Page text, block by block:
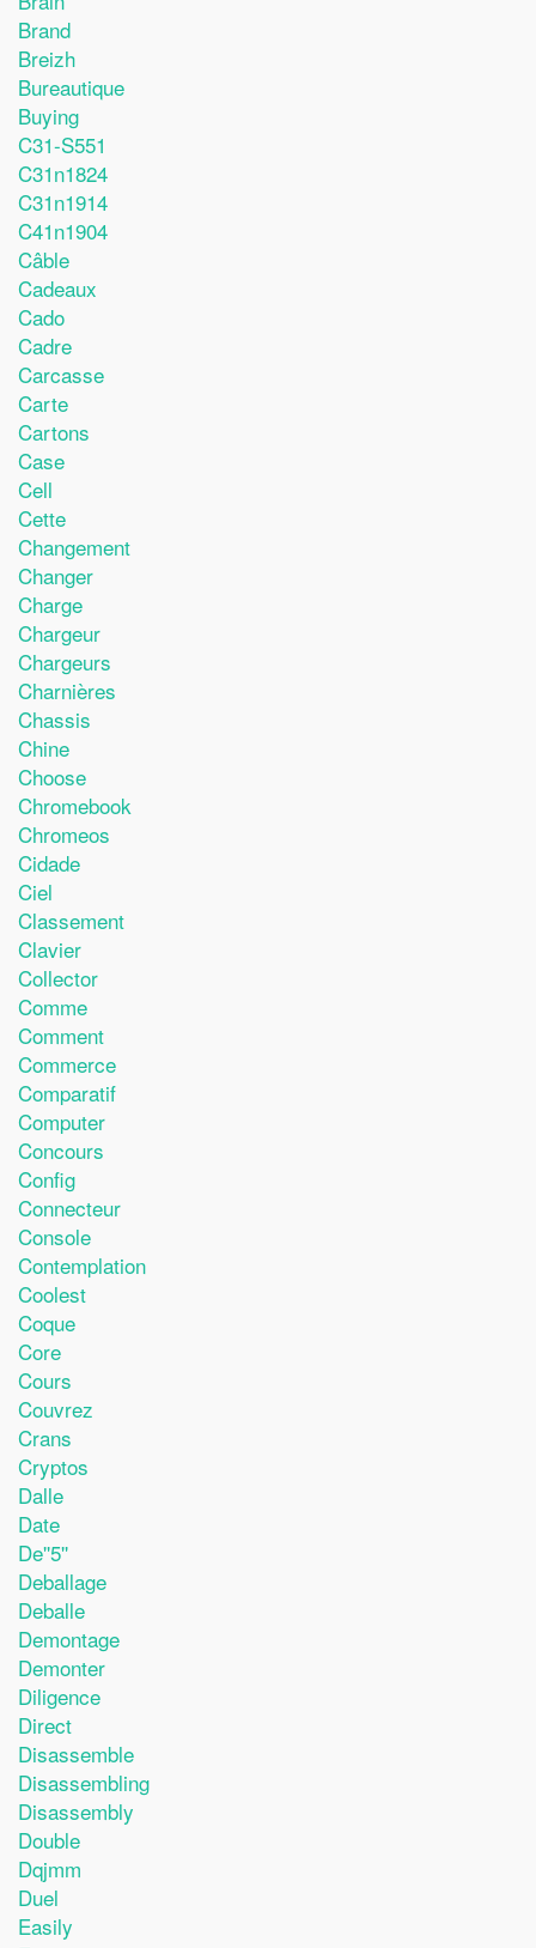
Brand
Breizh
Bureautique
Buying
C31-S551
C31n1824
C31n1914
C41n1904
Câble
Cadeaux
Cado
Cadre
Carcasse
Carte
Cartons
Case
Cell
Cette
Changement
Changer
Charge
Chargeur
Chargeurs
Charnières
Chassis
Chine
Choose
Chromebook
Chromeos
Cidade
Ciel
Classement
Clavier
Collector
Comme
Comment
Commerce
Comparatif
Computer
Concours
Config
Connecteur
Console
Contemplation
Coolest
Coque
Core
Cours
Couvrez
Crans
Cryptos
Dalle
Date
De''5''
Deballage
Deballe
Demontage
Demonter
Diligence
Direct
Disassemble
Disassembling
Disassembly
Double
Dqjmm
Duel
Easily